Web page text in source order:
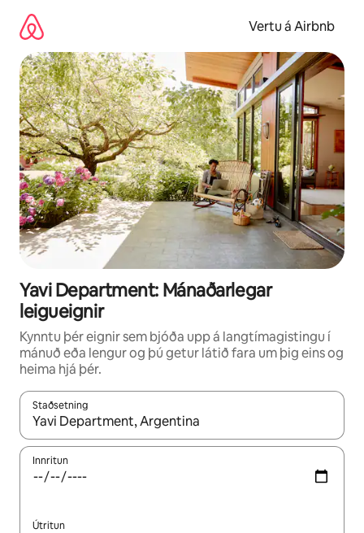
beint
Vertu á Airbnb
Yavi Department: Mánaðarlegar
leigueignir
Kynntu þér eignir sem bjóða upp á langtímagistingu í
mánuð eða lengur og þú getur látið fara um þig eins og
heima hjá þér.
Staðsetning
Þegar niðurstöður liggja fyrir skaltu nota upp og niður
Innritun
Útritun